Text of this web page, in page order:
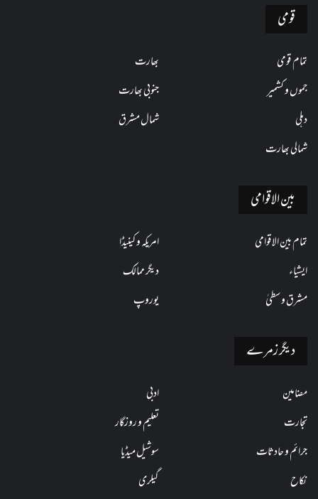
قومی
تمام قومی
بھارت
جموں و کشمیر
جنوبی بھارت
دہلی
شمال مشرق
شمالی بھارت
بین الاقوامی
تمام بین الاقوامی
امریکہ و کینیڈا
ایشیاء
دیگر ممالک
مشرق وسطیٰ
یوروپ
دیگر زمرے
مضامین
ادبی
تجارت
تعلیم و روزگار
جرائم و حادثات
سوشیل میڈیا
نکاح
گیلری